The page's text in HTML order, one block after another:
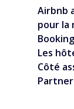
Airbnb
pour la
Les
Côté